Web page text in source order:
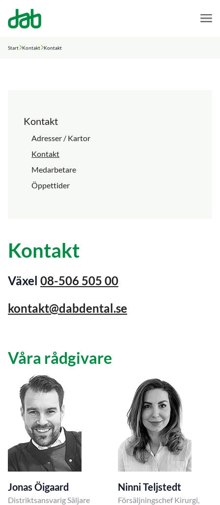
DAB Dental
Start Kontakt Kontakt
Kontakt
Adresser / Kartor
Kontakt
Medarbetare
Öppettider
Kontakt
Växel 08-506 505 00
kontakt@dabdental.se
Våra rådgivare
Jonas Öigaard
Distriktsansvarig Säljare
Ninni Teljstedt
Försäljningschef Kirurgi,